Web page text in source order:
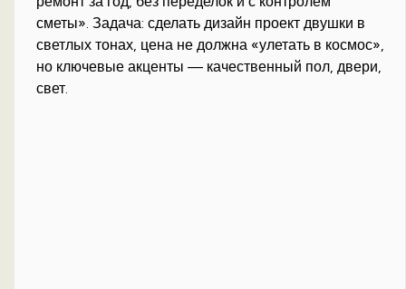
сметы». Задача: сделать дизайн проект двушки в
светлых тонах, цена не должна «улетать в космос»,
но ключевые акценты — качественный пол, двери,
свет.